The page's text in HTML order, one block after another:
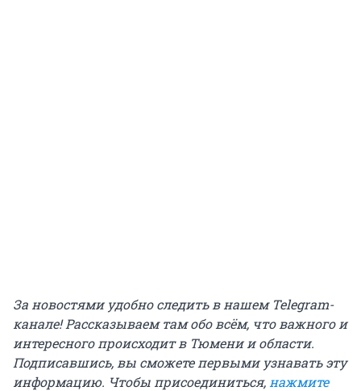
За новостями удобно следить в нашем Telegram-
канале! Рассказываем там обо всём, что важного и
интересного происходит в Тюмени и области.
Подписавшись, вы сможете первыми узнавать эту
информацию. Чтобы присоединиться, нажмите